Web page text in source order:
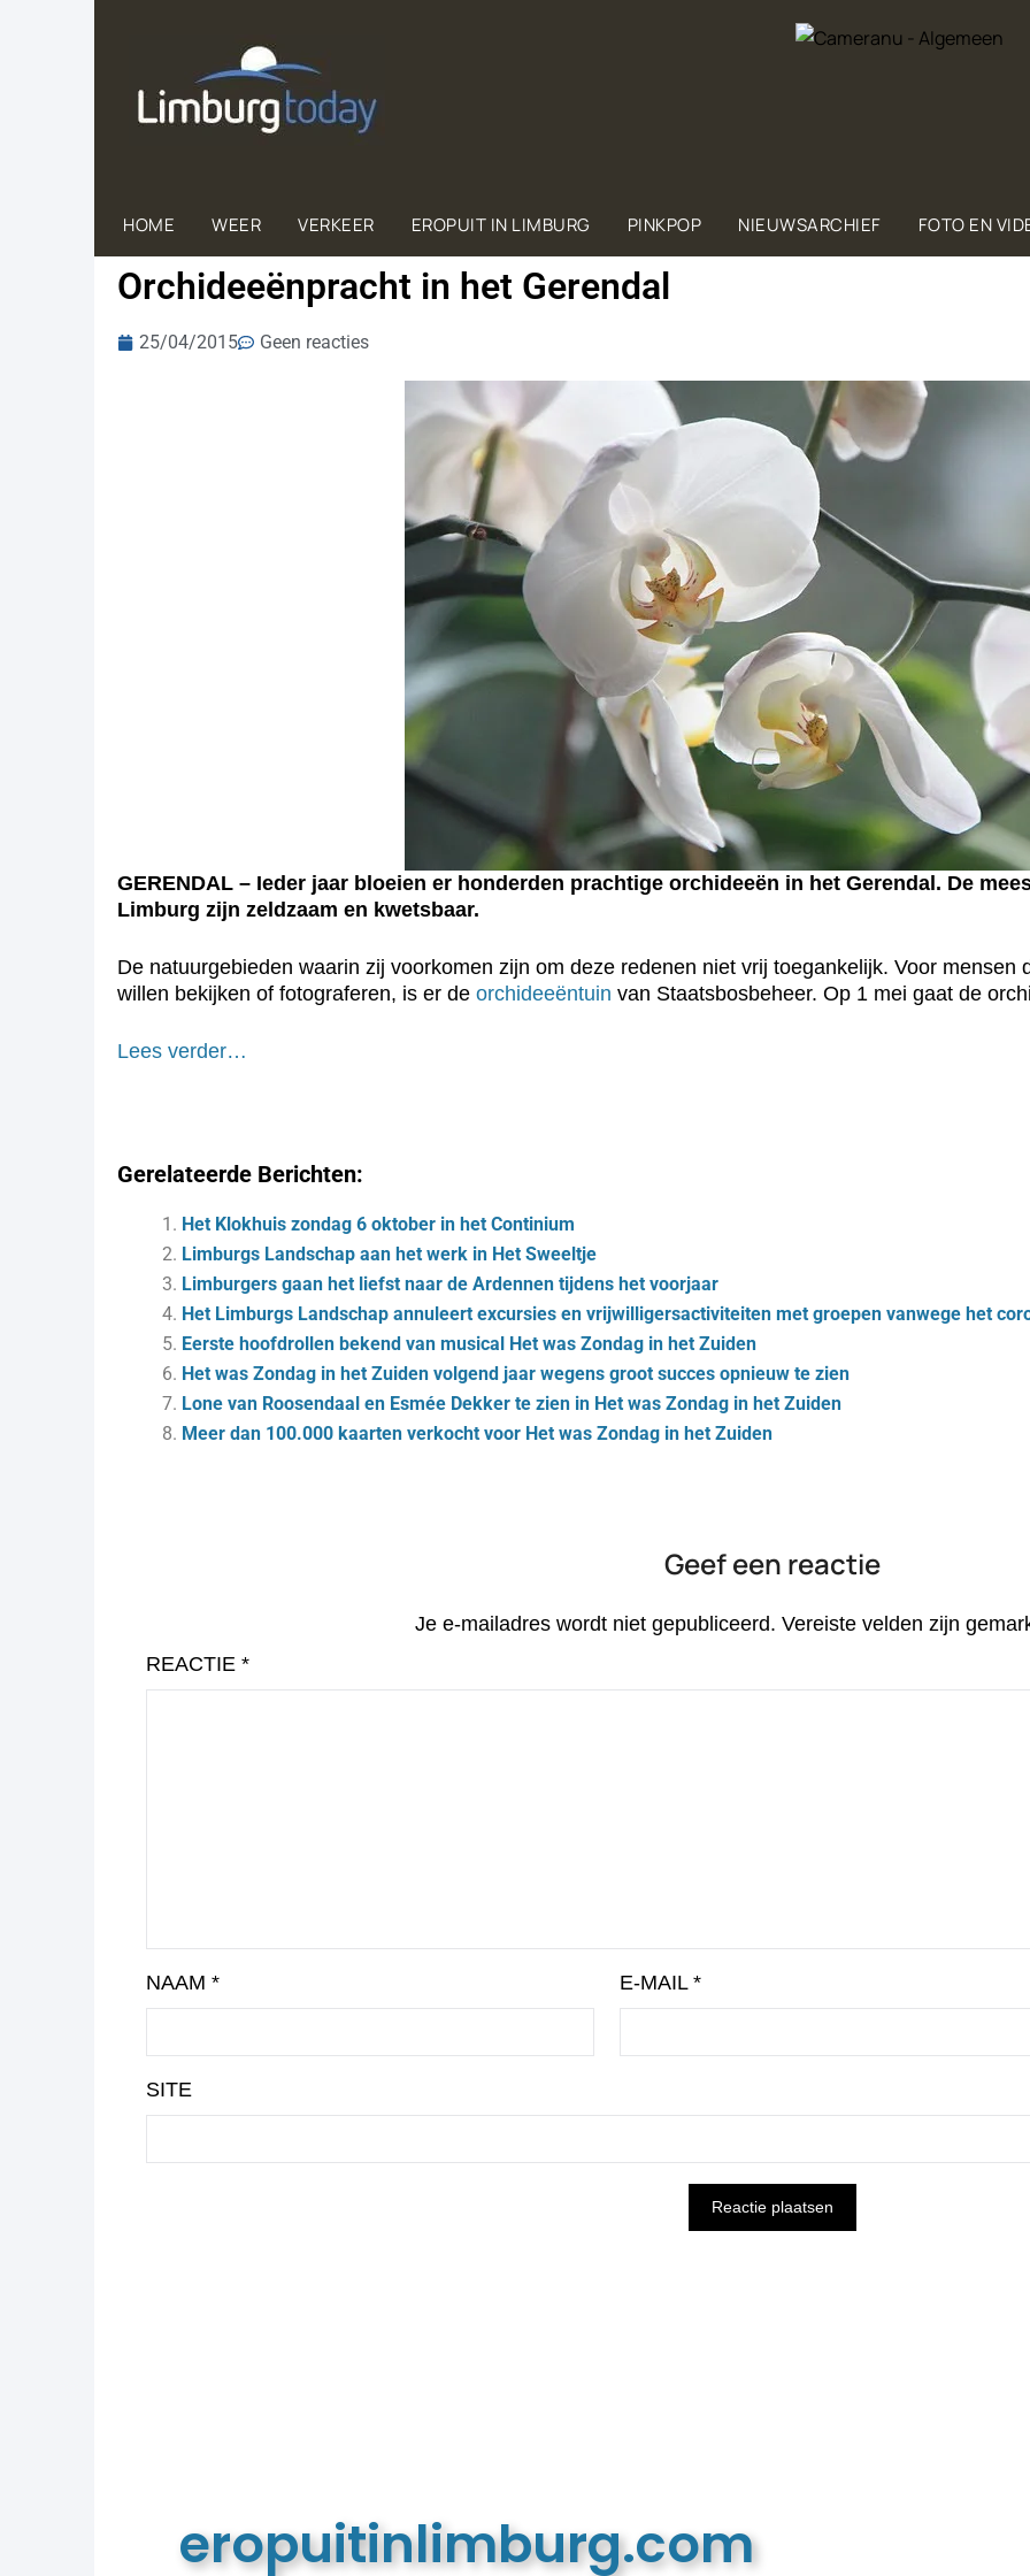
HOME WEER VERKEER EROPUIT IN LIMBURG PINKPOP NIEUWSARCHIEF FOTO EN
Orchideeënpracht in het Gerendal
25/04/2015 Geen reacties
GERENDAL – Ieder jaar bloeien er honderden prachtige orchideeën in het Gerendal. De
Limburg zijn zeldzaam en kwetsbaar.
De natuurgebieden waarin zij voorkomen zijn om deze redenen niet vrij toegankelijk. Voor mensen
willen bekijken of fotograferen, is er de orchideeëntuin van Staatsbosbeheer. Op 1 mei gaat de
Lees verder…
Gerelateerde Berichten:
Het Klokhuis zondag 6 oktober in het Continium
Limburgs Landschap aan het werk in Het Sweeltje
Limburgers gaan het liefst naar de Ardennen tijdens het voorjaar
Het Limburgs Landschap annuleert excursies en vrijwilligersactiviteiten met groepen vanwege het
Eerste hoofdrollen bekend van musical Het was Zondag in het Zuiden
Het was Zondag in het Zuiden volgend jaar wegens groot succes opnieuw te zien
Lone van Roosendaal en Esmée Dekker te zien in Het was Zondag in het Zuiden
Meer dan 100.000 kaarten verkocht voor Het was Zondag in het Zuiden
Geef een reactie
Je e-mailadres wordt niet gepubliceerd. Vereiste velden zijn
REACTIE *
NAAM * E-MAIL *
SITE
eropuitinlimburg.com